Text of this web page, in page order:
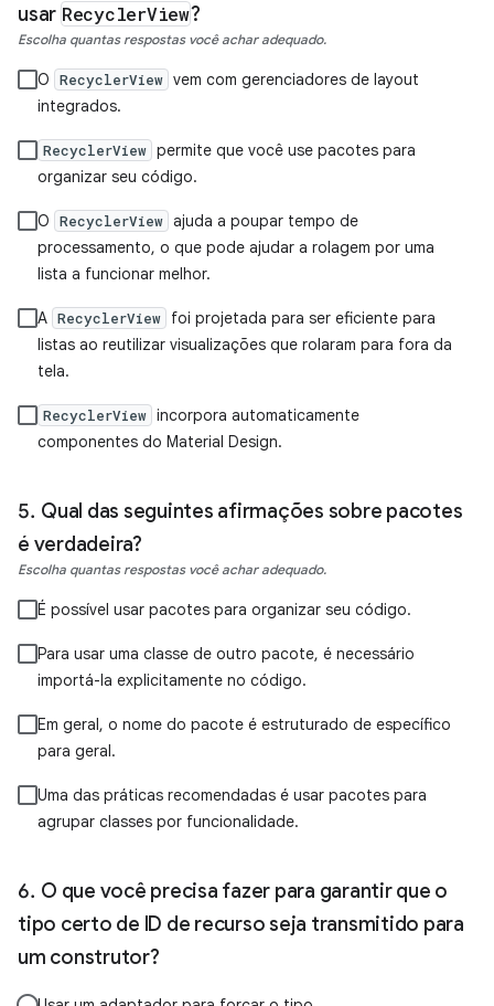
usar RecyclerView?
Escolha quantas respostas você achar adequado.
O RecyclerView vem com gerenciadores de layout
integrados.
RecyclerView permite que você use pacotes para
organizar seu código.
O RecyclerView ajuda a poupar tempo de
processamento, o que pode ajudar a rolagem por uma
lista a funcionar melhor.
A RecyclerView
foi projetada para ser eficiente para
listas ao reutilizar visualizações que rolaram para fora da
tela.
RecyclerView incorpora automaticamente
componentes do Material Design.
Qual das seguintes afirmações sobre pacotes
é verdadeira?
Escolha quantas respostas você achar adequado.
É possível usar pacotes para organizar seu código.
Para usar uma classe de outro pacote, é necessário
importá-la explicitamente no código.
Em geral, o nome do pacote é estruturado de específico
para geral.
Uma das práticas recomendadas é usar pacotes para
agrupar classes por funcionalidade.
O que você precisa fazer para garantir que o
tipo certo de ID de recurso seja transmitido para
um construtor?